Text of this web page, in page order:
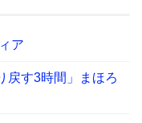
ア
戻す3時間」まほろ